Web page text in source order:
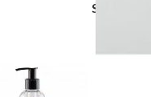
Share: